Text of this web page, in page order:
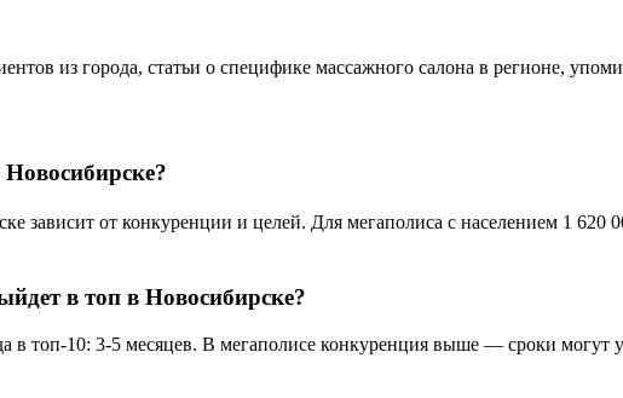
из города, статьи о специфике массажного салона в регионе,
зависит от конкуренции и целей. Для мегаполиса с населением 1 620
в топ в Новосибирске?
топ-10: 3-5 месяцев. В мегаполисе конкуренция выше — сроки могут